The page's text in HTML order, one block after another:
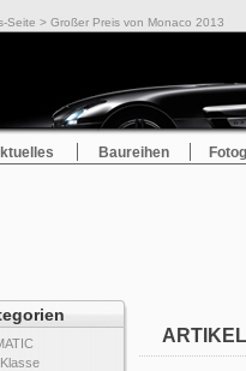
Seite > Großer Preis von Monaco 2013
Baureihen
ARTIKEL